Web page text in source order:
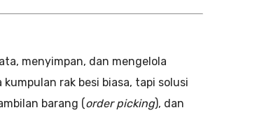
menyimpan, dan mengelola
rak besi biasa, tapi solusi
barang (order picking), dan